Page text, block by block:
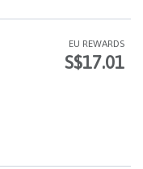
EU REWARDS
S$17.01